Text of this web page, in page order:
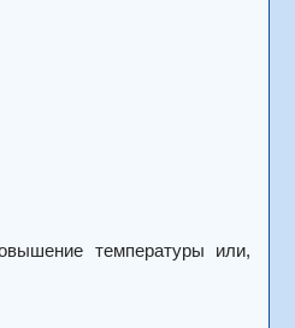
температуры или,